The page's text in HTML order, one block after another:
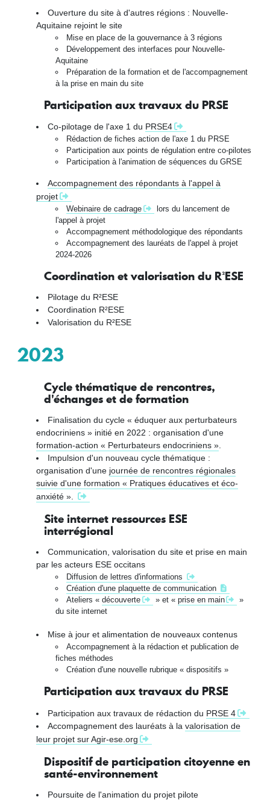
Ouverture du site à d'autres régions : Nouvelle-
Aquitaine rejoint le site
Mise en place de la gouvernance à 3 régions
Développement des interfaces pour Nouvelle-
Aquitaine
Préparation de la formation et de l'accompagnement
à la prise en main du site
Participation aux travaux du PRSE
Co-pilotage de l'axe 1 du PRSE4
Rédaction de fiches action de l'axe 1 du PRSE
Participation aux points de régulation entre co-pilotes
Participation à l'animation de séquences du GRSE
Accompagnement des répondants à l'appel à
projet
Webinaire de cadrage
lors du lancement de
l'appel à projet
Accompagnement méthodologique des répondants
Accompagnement des lauréats de l'appel à projet
2024-2026
Coordination et valorisation du R²ESE
Pilotage du R²ESE
Coordination R²ESE
Valorisation du R²ESE
2023
Cycle thématique de rencontres,
d'échanges et de formation
Finalisation du cycle « éduquer aux perturbateurs
endocriniens » initié en 2022 : organisation d'une
formation-action « Perturbateurs endocriniens ».
Impulsion d'un nouveau cycle thématique :
organisation d'une journée de rencontres régionales
suivie d'une formation « Pratiques éducatives et éco-
anxiété ».
Site internet ressources ESE
interrégional
Communication, valorisation du site et prise en main
par les acteurs ESE occitans
Diffusion de lettres d'informations
Création d'une plaquette de communication
Ateliers « découverte » et « prise en main
»
du site internet
Mise à jour et alimentation de nouveaux contenus
Accompagnement à la rédaction et publication de
fiches méthodes
Création d'une nouvelle rubrique « dispositifs »
Participation aux travaux du PRSE
Participation aux travaux de rédaction du PRSE 4
Accompagnement des lauréats à lavalorisation de
leur projet sur Agir-ese.org
Dispositif de participation citoyenne en
santé-environnement
Poursuite de l'animation du projet pilote